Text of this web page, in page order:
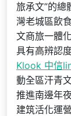
旅承文”的總
灣老城區飲
文商旅一體
具有高辨認
Klook 中信
動全區汗青
推進南邊年
建筑活化運